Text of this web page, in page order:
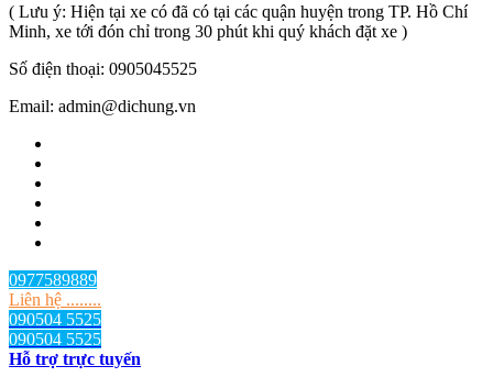
( Lưu ý: Hiện tại xe có đã có tại các quận huyện trong TP. Hồ Chí
Minh, xe tới đón chỉ trong 30 phút khi quý khách đặt xe )
Số điện thoại: 0905045525
Email: admin@dichung.vn
0977589889
Liên hệ ........
090504 5525
090504 5525
Hỗ trợ trực tuyến